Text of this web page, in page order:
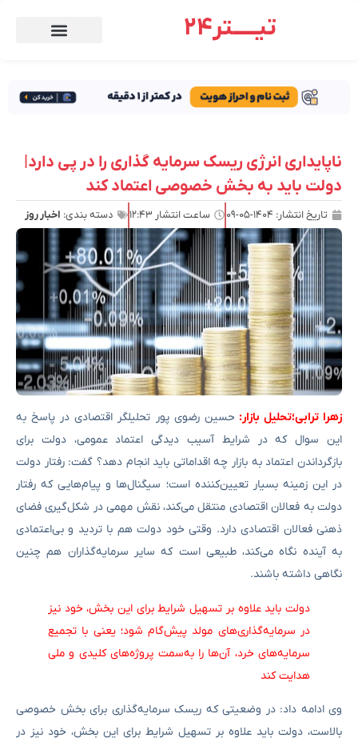
تیـــــتر24
ناپایداری انرژی ریسک سرمایه گذاری را در پی دارد|
دولت باید به بخش خصوصی اعتماد کند
تاریخ انتشار: ۱۴۰۴-۰۵-۰۹ ساعت انتشار ۱۲:۴۳ دسته بندی: اخبار روز
زهرا ترابی؛تحلیل بازار: حسین رضوی پور تحلیلگر اقتصادی در پاسخ به
این سوال که در شرایط آسیب دیدگی اعتماد عمومی، دولت برای
بازگرداندن اعتماد به بازار چه اقداماتی باید انجام دهد؟ گفت: رفتار دولت
در این زمینه بسیار تعیین‌کننده است؛ سیگنال‌ها و پیام‌هایی که رفتار
دولت به فعالان اقتصادی منتقل می‌کند، نقش مهمی در شکل‌گیری فضای
ذهنی فعالان اقتصادی دارد. وقتی خود دولت هم با تردید و بی‌اعتمادی
به آینده نگاه می‌کند، طبیعی‌ است که سایر سرمایه‌گذاران هم چنین
نگاهی داشته باشند.
دولت باید علاوه بر تسهیل شرایط برای این بخش، خود نیز
در سرمایه‌گذاری‌های مولد پیش‌گام شود؛ یعنی با تجمیع
سرمایه‌های خرد، آن‌ها را به‌سمت پروژه‌های کلیدی و ملی
هدایت کند
وی ادامه داد: در وضعیتی که ریسک سرمایه‌گذاری برای بخش خصوصی
بالاست، دولت باید علاوه بر تسهیل شرایط برای این بخش، خود نیز در